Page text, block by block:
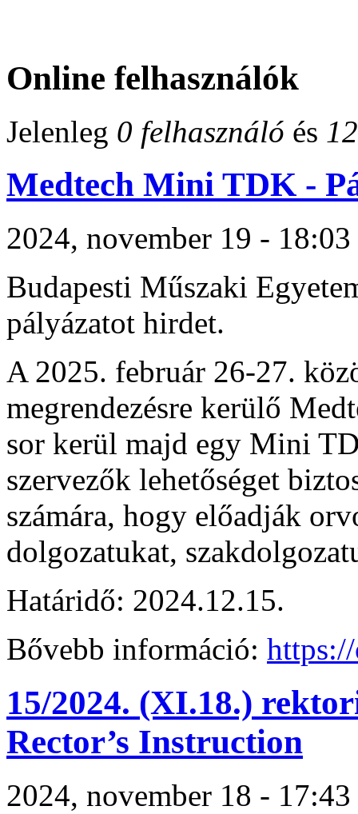
Online felhasználók
Jelenleg 0 felhasználó és
Medtech Mini TDK -
2024, november 19 -
Budapesti Műszaki
pályázatot hirdet.
A 2025. február 26-27.
megrendezésre kerülő
sor kerül majd egy Mini
szervezők lehetőséget
számára, hogy előadják
dolgozatukat,
Határidő: 2024.12.15.
Bővebb információ:
15/2024. (XI.18.)
Rector’s Instruction
2024, november 18 -